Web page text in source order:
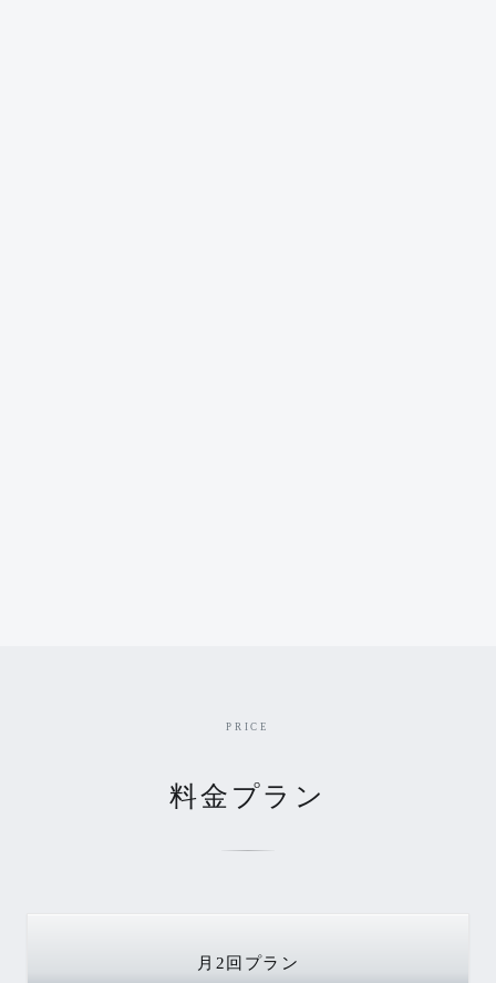
PRICE
料金プラン
月2回 プラン